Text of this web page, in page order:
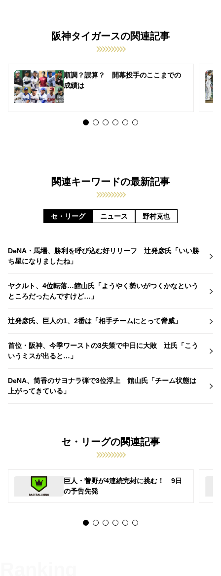
阪神タイガースの関連記事
順調？誤算？ 開幕投手のここまでの
成績は
関連キーワードの最新記事
セ・リーグ ニュース 野村克也
DeNA・馬場、勝利を呼び込む好リリーフ 辻発彦氏「いい勝
ち星になりましたね」
ヤクルト、4位転落…館山氏「ようやく勢いがつくかなという
ところだったんですけど…」
辻発彦氏、巨人の1、2番は「相手チームにとって脅威」
首位・阪神、今季ワーストの3失策で中日に大敗 辻氏「こう
いうミスが出ると…」
DeNA、筒香のサヨナラ弾で3位浮上 館山氏「チーム状態は
上がってきている」
セ・リーグの関連記事
巨人・菅野が4連続完封に挑む！ 9日
の予告先発